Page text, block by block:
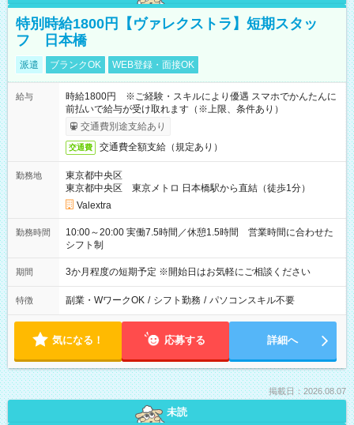
特別時給1800円【ヴァレクストラ】短期スタッ
フ 日本橋
派遣 ブランクOK WEB登録・面接OK
給与
時給1800円 ※ご経験・スキルにより優遇 スマホでかんたんに
前払いで給与が受け取れます（※上限、条件あり）
交通費別途支給あり
交通費 交通費全額支給（規定あり）
勤務地
東京都中央区
東京都中央区 東京メトロ 日本橋駅から直結（徒歩1分）
Valextra
勤務時間
10:00～20:00 実働7.5時間／休憩1.5時間 営業時間に合わせた
シフト制
期間 3か月程度の短期予定 ※開始日はお気軽にご相談ください
特徴 副業・WワークOK / シフト勤務 / パソコンスキル不要
気になる！ 応募する 詳細へ
掲載日：2026.08.07
未読